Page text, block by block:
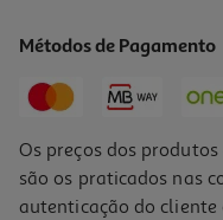
Métodos de Pagamento
Os preços dos
são os praticados nas
autenticação do cliente